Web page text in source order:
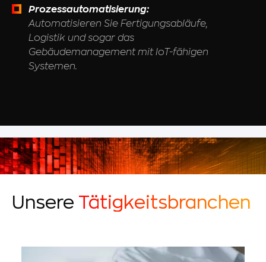
Prozessautomatisierung:
Automatisieren Sie Fertigungsabläufe,
Logistik und sogar das
Gebäudemanagement mit IoT-fähigen
Systemen.
Unsere Tätigkeitsbranchen